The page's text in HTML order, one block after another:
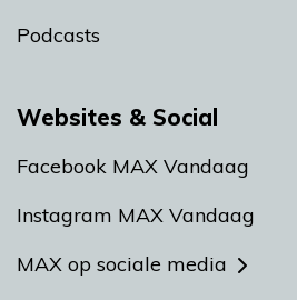
Podcasts
Websites & Social
Facebook MAX Vandaag
Instagram MAX Vandaag
MAX op sociale media